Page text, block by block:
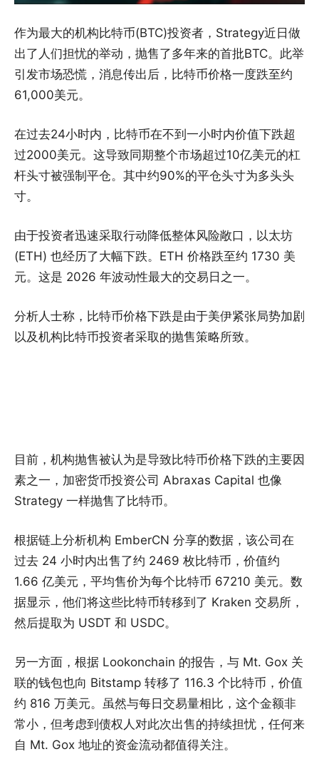
作为最大的机构比特币(BTC)投资者，Strategy近日做
出了人们担忧的举动，抛售了多年来的首批BTC。此举
引发市场恐慌，消息传出后，比特币价格一度跌至约
61,000美元。
在过去24小时内，比特币在不到一小时内价值下跌超
过2000美元。这导致同期整个市场超过10亿美元的杠
杆头寸被强制平仓。其中约90%的平仓头寸为多头头
寸。
由于投资者迅速采取行动降低整体风险敞口，以太坊
(ETH) 也经历了大幅下跌。ETH 价格跌至约 1730 美
元。这是 2026 年波动性最大的交易日之一。
分析人士称，比特币价格下跌是由于美伊紧张局势加剧
以及机构比特币投资者采取的抛售策略所致。
目前，机构抛售被认为是导致比特币价格下跌的主要因
素之一，加密货币投资公司 Abraxas Capital 也像
Strategy 一样抛售了比特币。
根据链上分析机构 EmberCN 分享的数据，该公司在
过去 24 小时内出售了约 2469 枚比特币，价值约
1.66 亿美元，平均售价为每个比特币 67210 美元。数
据显示，他们将这些比特币转移到了 Kraken 交易所，
然后提取为 USDT 和 USDC。
另一方面，根据 Lookonchain 的报告，与 Mt. Gox 关
联的钱包也向 Bitstamp 转移了 116.3 个比特币，价值
约 816 万美元。虽然与每日交易量相比，这个金额非
常小，但考虑到债权人对此次出售的持续担忧，任何来
自 Mt. Gox 地址的资金流动都值得关注。